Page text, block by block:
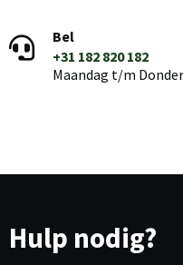
Bel
+31 182 820 182
Maandag t/m
Hulp nodig?